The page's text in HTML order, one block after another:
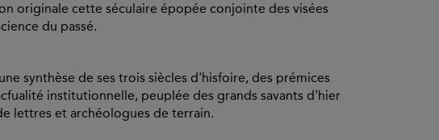
originale cette séculaire épopée conjointe des visées
du passé.
synthèse de ses trois siècles d'hisfoire, des prémices
institutionnelle, peuplée des grands savants d'hier
lettres et archéologues de terrain.